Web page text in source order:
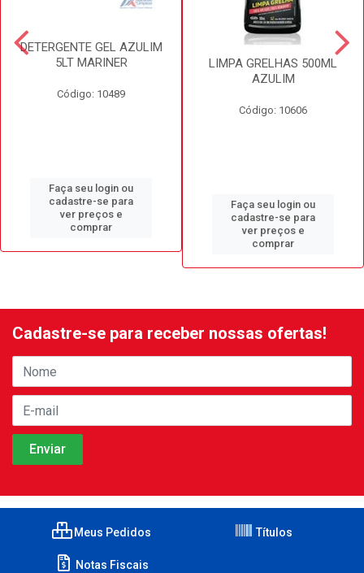
DETERGENTE GEL AZULIM
5LT MARINER
Código: 10489
Faça seu login ou
cadastre-se para
ver preços e
comprar
LIMPA GRELHAS 500ML
AZULIM
Código: 10606
Faça seu login ou
cadastre-se para
ver preços e
comprar
Cadastre-se para receber nossas ofertas!
Meus Pedidos Títulos
Notas Fiscais